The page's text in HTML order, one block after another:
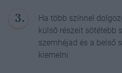
Ha több színnel
külső részeit sötétebb
szemhéjad és a belső
kiemelni